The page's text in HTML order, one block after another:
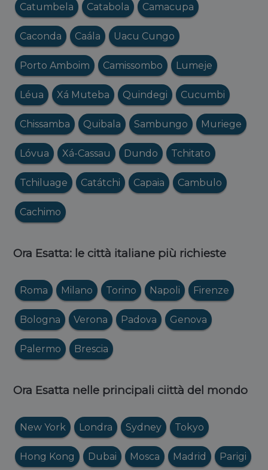
Catumbela Catabola Camacupa
Caconda Caála Uacu Cungo
Porto Amboim Camissombo Lumeje
Léua Xá Muteba Quindegi Cucumbi
Chissamba Quibala Sambungo Muriege
Lóvua Xá-Cassau Dundo Tchitato
Tchiluage Catátchi Capaia Cambulo
Cachimo
Ora Esatta: le città italiane più richieste
Roma Milano Torino Napoli Firenze
Bologna Verona Padova Genova
Palermo Brescia
Ora Esatta nelle principali ciittà del mondo
New York Londra Sydney Tokyo
Hong Kong Dubai Mosca Madrid Parigi